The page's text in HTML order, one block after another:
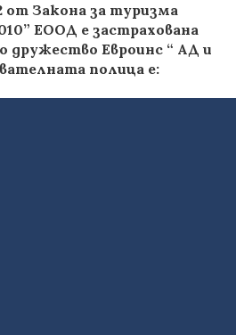
от Закона за туризма
ЕООД е застрахована
дружество Евроинс “ АД и
полица е: